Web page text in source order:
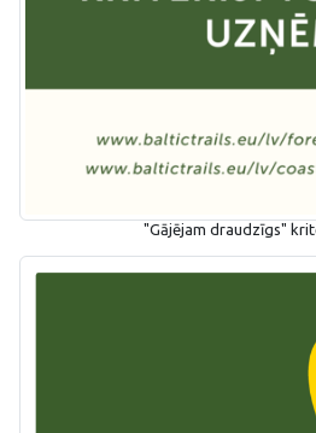
"Gājējam draudzīgs"